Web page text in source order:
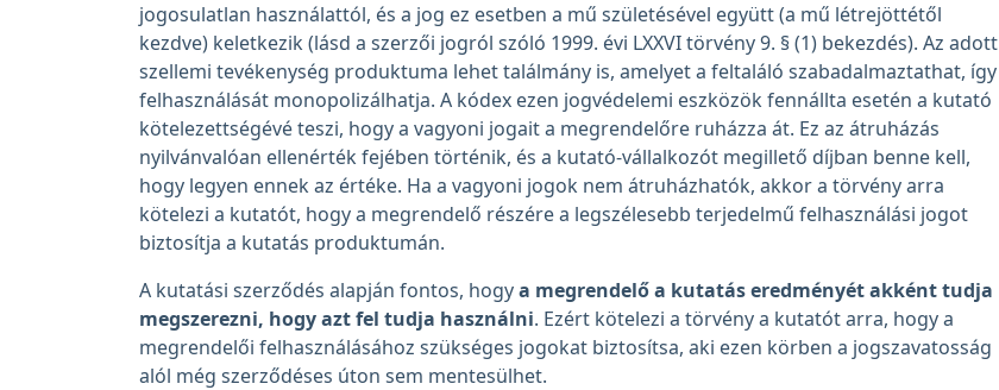
jogosulatlan használattól, és a jog ez esetben a mű születésével együtt (a mű létrejöttétől
kezdve) keletkezik (lásd a szerzői jogról szóló 1999. évi LXXVI törvény 9. § (1) bekezdés). Az adott
szellemi tevékenység produktuma lehet találmány is, amelyet a feltaláló szabadalmaztathat, így
felhasználását monopolizálhatja. A kódex ezen jogvédelemi eszközök fennállta esetén a kutató
kötelezettségévé teszi, hogy a vagyoni jogait a megrendelőre ruházza át. Ez az átruházás
nyilvánvalóan ellenérték fejében történik, és a kutató-vállalkozót megillető díjban benne kell,
hogy legyen ennek az értéke. Ha a vagyoni jogok nem átruházhatók, akkor a törvény arra
kötelezi a kutatót, hogy a megrendelő részére a legszélesebb terjedelmű felhasználási jogot
biztosítja a kutatás produktumán.
A kutatási szerződés alapján fontos, hogya megrendelő a kutatás eredményét akként tudja
megszerezni, hogy azt fel tudja használni. Ezért kötelezi a törvény a kutatót arra, hogy a
megrendelői felhasználásához szükséges jogokat biztosítsa, aki ezen körben a jogszavatosság
alól még szerződéses úton sem mentesülhet.